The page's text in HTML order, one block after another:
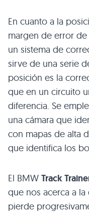
En cuanto a la
margen de error de
un sistema de
sirve de una serie
posición es la
que en un circuito
diferencia. Se
una cámara que
con mapas de alta
que identifica los
El BMW Track
que nos acerca a
pierde